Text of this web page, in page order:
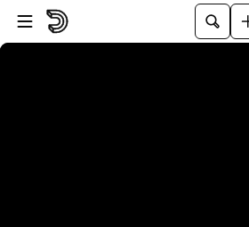
Saltar al reproductor
Saltar al contenido principal